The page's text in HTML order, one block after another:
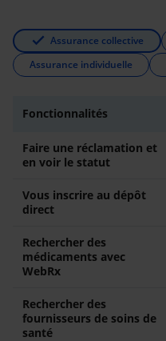
Assurance collective
Assurance individuelle
Fonctionnalités
Faire une réclamation et
en voir le statut
Vous inscrire au dépôt
direct
Rechercher des
médicaments avec
WebRx
Rechercher des
fournisseurs de soins de
santé